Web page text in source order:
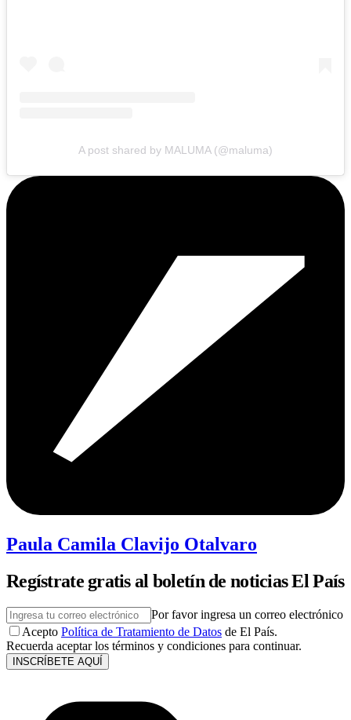
A post shared by MALUMA (@maluma)
Paula Camila Clavijo Otalvaro
Regístrate gratis al boletín de noticias El País
Por favor ingresa un correo electrónico
Acepto Política de Tratamiento de Datos de El País.
Recuerda aceptar los términos y condiciones para continuar.
INSCRÍBETE AQUÍ